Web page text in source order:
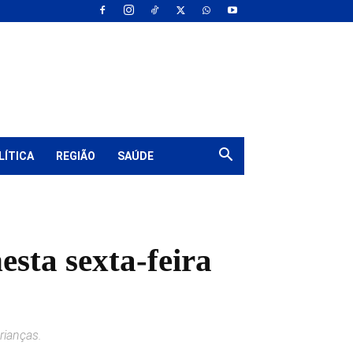
REGIÃO SAÚDE
sexta-feira